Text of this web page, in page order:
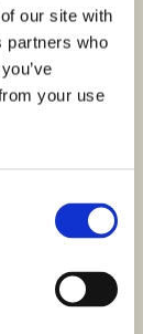
our site with
partners who
your use